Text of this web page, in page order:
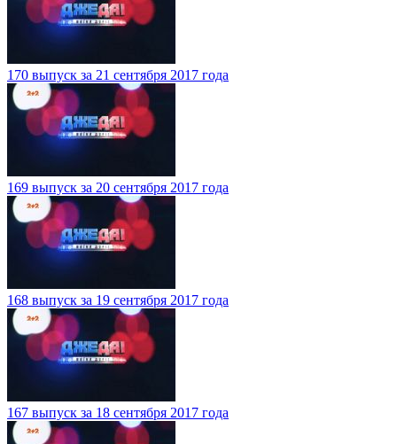
170 выпуск за 21 сентября 2017 года
169 выпуск за 20 сентября 2017 года
168 выпуск за 19 сентября 2017 года
167 выпуск за 18 сентября 2017 года